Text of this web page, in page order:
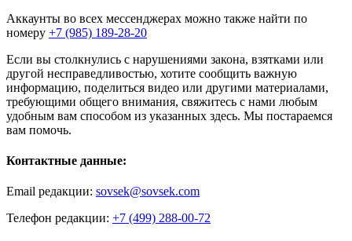
Аккаунты во всех мессенджерах можно также найти по
номеру +7 (985) 189-28-20
Если вы столкнулись с нарушениями закона, взятками или
другой несправедливостью, хотите сообщить важную
информацию, поделиться видео или другими материалами,
требующими общего внимания, свяжитесь с нами любым
удобным вам способом из указанных здесь. Мы постараемся
вам помочь.
Контактные данные:
Email редакции: sovsek@sovsek.com
Телефон редакции: +7 (499) 288-00-72